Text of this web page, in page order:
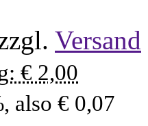
Versand
€ 2,00
also € 0,07